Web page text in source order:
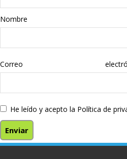
libros
Correo
He leído y acepto la Política de